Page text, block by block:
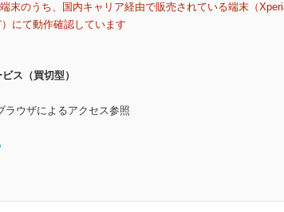
末のうち、国内キャリア経由で販売されている端末（
にて動作確認しています
ス（買切型）
ウザによるアクセス参照